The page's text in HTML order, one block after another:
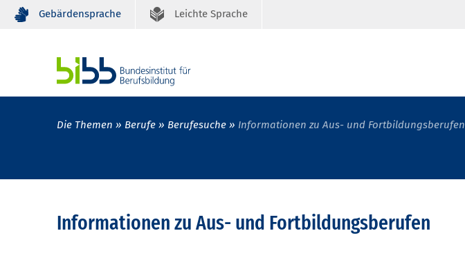
Gebärdensprache Leichte Sprache
Die Themen Berufe Berufesuche Informationen zu Aus- und Fortbildungsberufen
Informationen zu Aus- und Fortbildungsberufen